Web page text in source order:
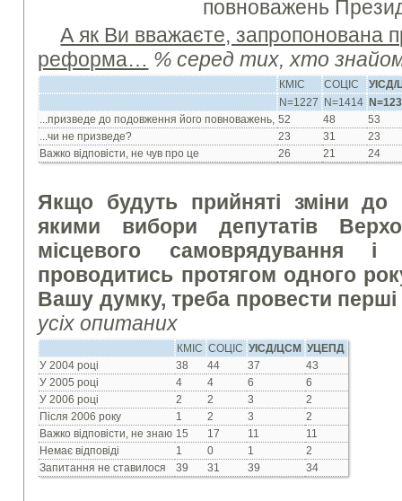
повноважень
А як Ви вважаєте, запропонована
реформа… % серед тих, хто
КМІС СОЦІС
N=1227
N=1414
...призведе до подовження його повноважень, 52 48
53
...чи не призведе?
23 31
23
Важко відповісти, не чув про це
26 21 24
Якщо будуть прийняті зміни до
якими вибори депутатів
місцевого самоврядування
проводитись протягом одного
Вашу думку, треба провести
усіх опитаних
КМІС СОЦІС УІСД/ЦСМ
УЦЕПД
У 2004 році
38 44 37
43
У 2005 році
4 4 6
6
У 2006 році
2 2 3
2
Після 2006 року
1 2 3
2
Важко відповісти, не знаю 15 17 11
11
Немає відповіді
1 0 1
2
Запитання не ставилося
39 31 39 34